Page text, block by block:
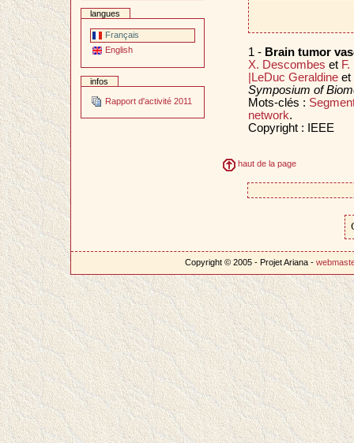
langues
Français
English
infos
Rapport d'activité 2011
1 - Brain tumor
X. Descombes et F.
|LeDuc Geraldineet
Symposium of
Mots-clés :
network.
Copyright : IEEE
haut de la page
Copyright © 2005 - Projet Ariana -